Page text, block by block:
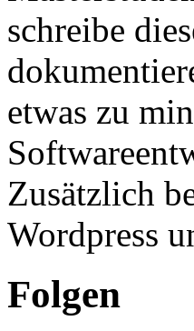
schreibe
etwas zu
Zusätzlich
Wordpress
Folgen